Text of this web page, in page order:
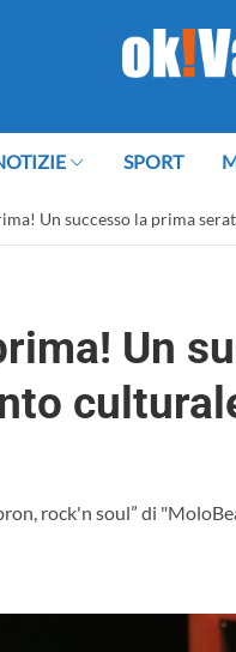
SPORT
Un successo la prima
Un
rock'n soul” di